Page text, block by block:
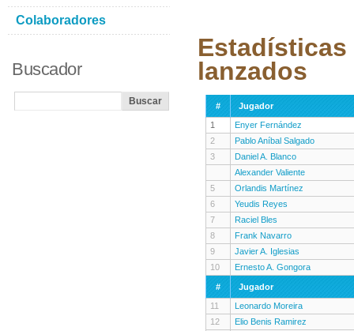
lanzados
#
Jugador
1
Enyer Fernández
2
Pablo Aníbal Salgado
3
Daniel A. Blanco
Alexander Valiente
5
Orlandis Martínez
6
Yeudis Reyes
7
Raciel Bles
8
Frank Navarro
9
Javier A. Iglesias
10
Ernesto A. Gongora
#
Jugador
11
Leonardo Moreira
12
Elio Benis Ramirez
Colaboradores
Buscador